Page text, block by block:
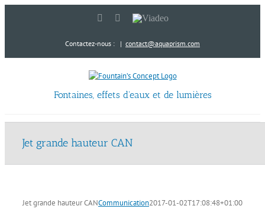
LinkedInYouTube
Viadeo
Contactez-nous : | contact@aquaprism.com
Fontaines, effets d'eaux et de lumières
Jet grande hauteur CAN
Jet grande hauteur CANCommunication2017-01-02T17:08:48+01:00